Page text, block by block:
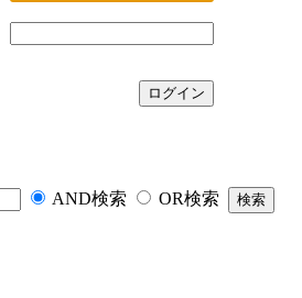
AND検索
OR検索